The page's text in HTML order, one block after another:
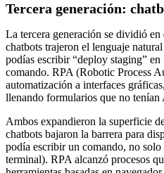
Tercera generación:
La tercera generación se dividió
chatbots trajeron el lenguaje
podías escribir “deploy staging”
comando. RPA (Robotic Process
automatización a interfaces
llenando formularios que no tenían
Ambos expandieron la superficie
chatbots bajaron la barrera para
podía escribir un comando, no solo
terminal). RPA alcanzó procesos